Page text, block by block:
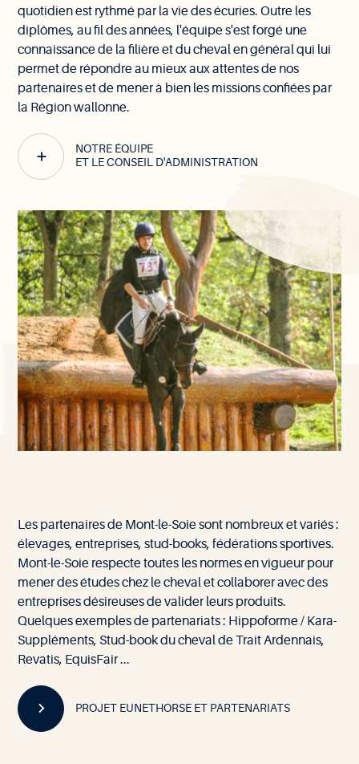
quotidien est rythmé par la vie des écuries. Outre les
diplômes, au fil des années, l'équipe s'est forgé une
connaissance de la filière et du cheval en général qui lui
permet de répondre au mieux aux attentes de nos
partenaires et de mener à bien les missions confiées par
la Région wallonne.
NOTRE ÉQUIPE
ET LE CONSEIL D'ADMINISTRATION
Nos
partenaires
Les partenaires de Mont-le-Soie sont nombreux et variés :
élevages, entreprises, stud-books, fédérations sportives.
Mont-le-Soie respecte toutes les normes en vigueur pour
mener des études chez le cheval et collaborer avec des
entreprises désireuses de valider leurs produits.
Quelques exemples de partenariats : Hippoforme / Kara-
Suppléments, Stud-book du cheval de Trait Ardennais,
Revatis, EquisFair ...
PROJET EUNETHORSE ET PARTENARIATS